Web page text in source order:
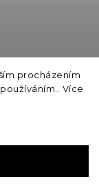
procházením
Více
Add to cart